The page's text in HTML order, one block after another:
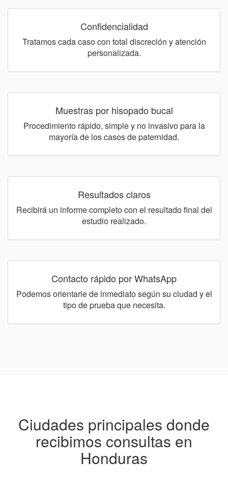
Confidencialidad
Tratamos cada caso con total discreción y atención
personalizada.
Muestras por hisopado bucal
Procedimiento rápido, simple y no invasivo para la
mayoría de los casos de paternidad.
Resultados claros
Recibirá un informe completo con el resultado final del
estudio realizado.
Contacto rápido por WhatsApp
Podemos orientarle de inmediato según su ciudad y el
tipo de prueba que necesita.
Ciudades principales donde
recibimos consultas en
Honduras